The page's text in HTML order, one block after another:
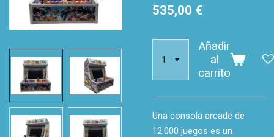
535,00 €
Añadir
al
carrito
Una consola arcade de
12.000 juegos es un